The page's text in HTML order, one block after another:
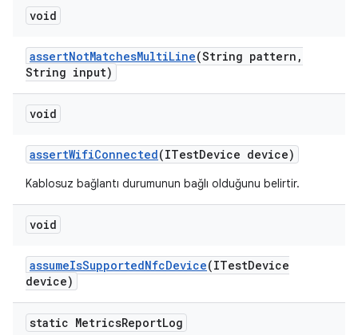
void
assertNotMatchesMultiLine(String pattern ,
String input)
void
assertWifiConnected(ITestDevice device)
Kablosuz bağlantı durumunun bağlı olduğunu belirtir.
void
assumeIsSupportedNfcDevice(ITestDevice
device)
static MetricsReportLog